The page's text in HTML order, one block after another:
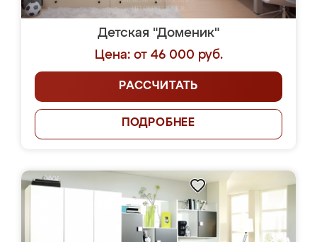
Детская "Доменик"
Цена: от 46 000 руб.
РАССЧИТАТЬ
ПОДРОБНЕЕ